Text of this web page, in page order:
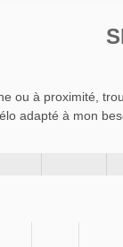
ou à proximité,
adapté à mon